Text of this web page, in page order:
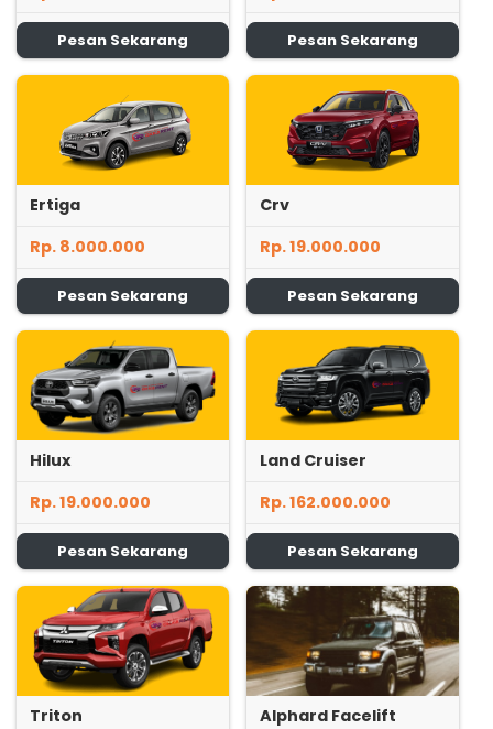
Pesan Sekarang Pesan Sekarang
Ertiga
Rp. 8.000.000
Pesan Sekarang
Crv
Rp. 19.000.000
Pesan Sekarang
Hilux
Rp. 19.000.000
Pesan Sekarang
Land Cruiser
Rp. 162.000.000
Pesan Sekarang
Triton
Alphard Facelift